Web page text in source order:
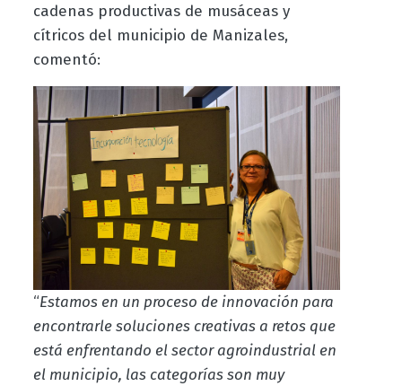
cadenas productivas de musáceas y
cítricos del municipio de Manizales,
comentó:
“Estamos en un proceso de innovación para
encontrarle soluciones creativas a retos que
está enfrentando el sector agroindustrial en
el municipio, las categorías son muy